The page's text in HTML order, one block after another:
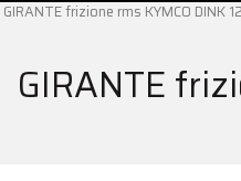
GIRANTE frizione rms KYMCO DINK
GIRANTE